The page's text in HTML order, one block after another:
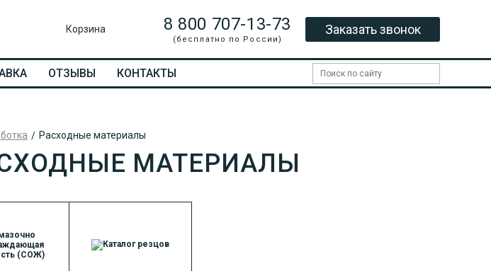
Корзина 8 800 707-13-73
(бесплатно по России)
Заказать звонок
ОТЗЫВЫ КОНТАКТЫ
Расходные материалы
МАТЕРИАЛЫ